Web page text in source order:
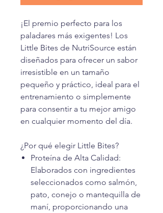
¡El premio perfecto para los
paladares más exigentes! Los
Little Bites de NutriSource están
diseñados para ofrecer un sabor
irresistible en un tamaño
pequeño y práctico, ideal para el
entrenamiento o simplemente
para consentir a tu mejor amigo
en cualquier momento del día.
¿Por qué elegir Little Bites?
Proteína de Alta Calidad:
Elaborados con ingredientes
seleccionados como salmón,
pato, conejo o mantequilla de
maní, proporcionando una